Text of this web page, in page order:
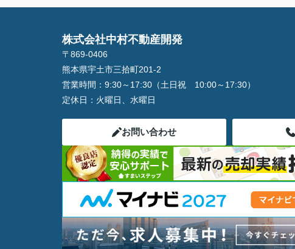
株式会社中村不動産開発
〒869-0406
熊本県宇土市三拾町201-2
営業時間： 9:30～17:30（土日祝 10:00～17:30）
定休日： 火曜日、水曜日
お問い合わせ